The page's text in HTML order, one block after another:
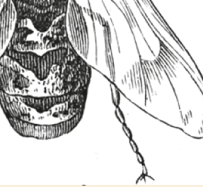
mellifère pour les
: le châtaignier